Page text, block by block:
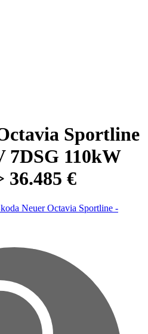
Sportline
7DSG 110kW
36.485 €